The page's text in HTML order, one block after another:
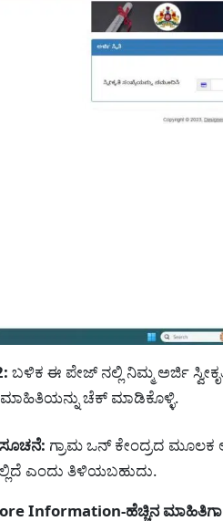
ಬಳಿಕ ಈ ಪೇಜ್ ನಲ್ಲಿ ನಿಮ್ಮ ಅರ್ಜಿ
ಮಾಹಿತಿಯನ್ನು ಚೆಕ್ ಮಾಡಿಕೊಳ್ಳಿ.
ಗ್ರಾಮ ಒನ್ ಕೇಂದ್ರದ
ಎಂದು ತಿಳಿಯಬಹುದು.
Information-ಹೆಚ್ಚಿನ